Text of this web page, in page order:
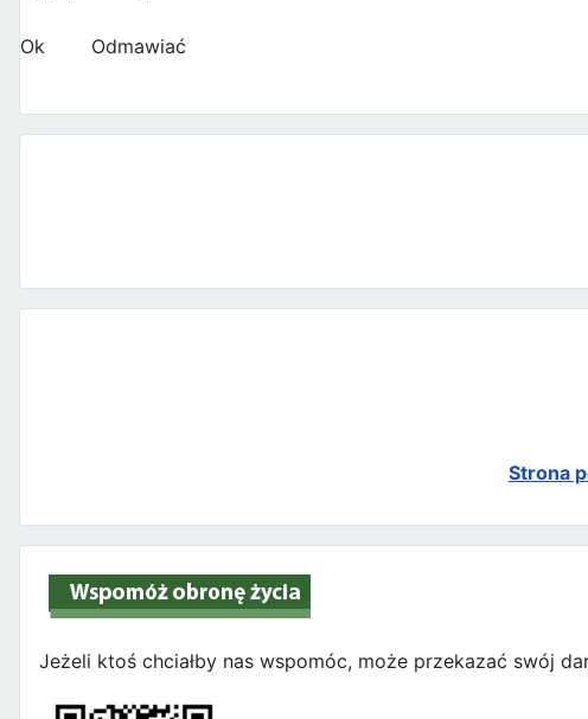
Strona
Jeżeli ktoś chciałby nas wspomóc, może przekazać swój
Ok
Odmawiać